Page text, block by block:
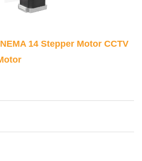
14 Stepper Motor CCTV